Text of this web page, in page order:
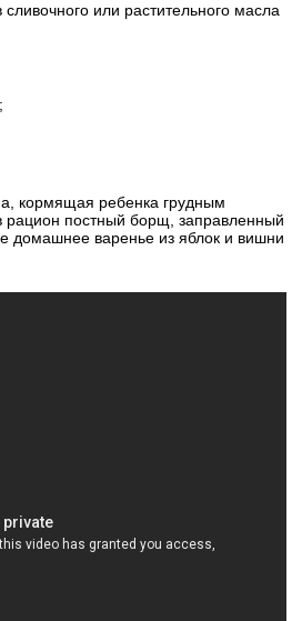
или растительного масла
кормящая ребенка грудным
рацион постный борщ, заправленный
домашнее варенье из яблок и вишни